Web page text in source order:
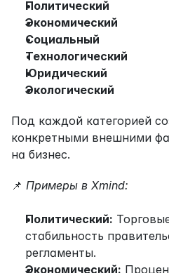
Политический
Экономический
Социальный
Технологический
Юридический
Экологический
Под каждой категорией
конкретными внешними
на бизнес.
📌 Примеры в Xmind:
Политический:
стабильность
регламенты.
Экономический: